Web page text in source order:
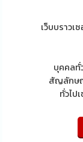
เว็บบราว
บุคคลทั่
สัญลักษ
ทั่วไป